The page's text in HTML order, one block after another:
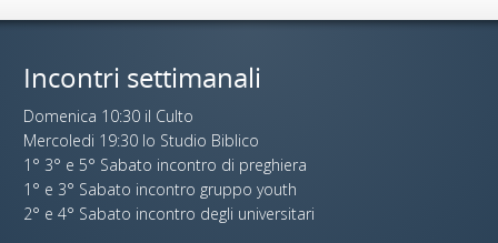
Incontri settimanali
Domenica 10:30 il Culto
Mercoledi 19:30 lo Studio Biblico
1° 3° e 5° Sabato incontro di preghiera
1° e 3° Sabato incontro gruppo youth
2° e 4° Sabato incontro degli universitari